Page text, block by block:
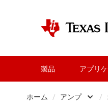
製品 アプリ
ホーム / アンプ /